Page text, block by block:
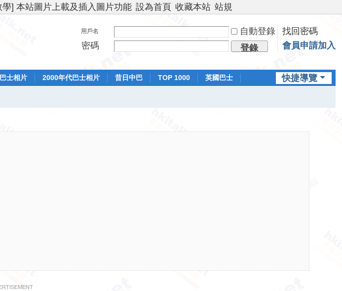
學] 本站圖片上載及插入圖片功能 設為首頁 收藏本站 站規
用戶名 自動登錄
找回密碼
密碼
登錄 會員申請加入
快捷導覽
士相片 2000年代巴士相片 昔日中巴 TOP 1000
英國巴士